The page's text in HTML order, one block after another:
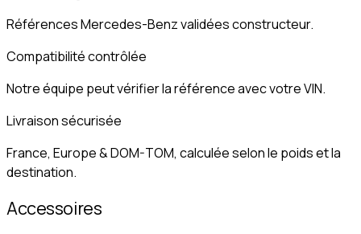
Références Mercedes-Benz validées constructeur.
Compatibilité contrôlée
Notre équipe peut vérifier la référence avec votre VIN.
Livraison sécurisée
France, Europe & DOM-TOM, calculée selon le poids et la
destination.
Accessoires